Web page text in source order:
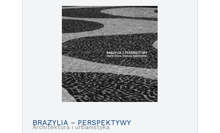
Architektura i urbanistyka
BRAZYLIA – PERSPEKTYWY